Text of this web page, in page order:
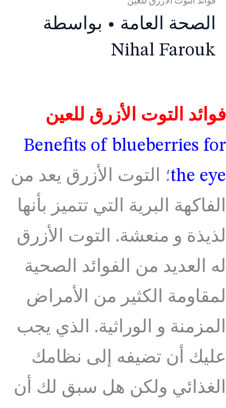
الصحة العامة • بواسطة
Nihal Farouk
فوائد التوت الأزرق للعين
Benefits of blueberries for
the eye؛ التوت الأزرق يعد من
الفاكهة البرية التي تتميز بأنها
لذيذة و منعشة. التوت الأزرق
له العديد من الفوائد الصحية
لمقاومة الكثير من الأمراض
المزمنة و الوراثية. الذي يجب
عليك أن تضيفه إلى نظامك
الغذائي ولكن هل سبق لك أن